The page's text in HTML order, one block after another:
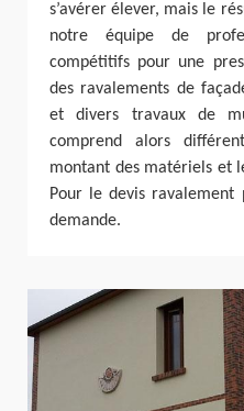
s’avérer élever, mais le
notre équipe de
compétitifs pour une
des ravalements de
et divers travaux de
comprend alors
montant des matériels et
Pour le devis
demande.